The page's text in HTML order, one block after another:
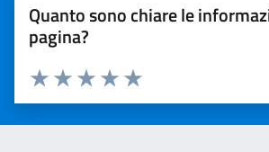
Quanto sono chiare le
pagina?
Valuta da 1 a 5 stelle la pagina
Valuta 5 stelle su 5
Valuta 4 stelle su 5
Valuta 3 stelle su 5
Valuta 2 stelle su 5
Valuta 1 stelle su 5